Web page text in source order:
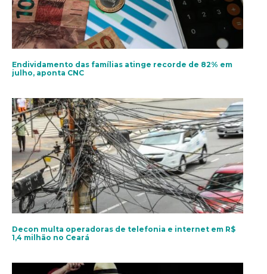
Endividamento das famílias atinge recorde de 82% em
julho, aponta CNC
Decon multa operadoras de telefonia e internet em R$
1,4 milhão no Ceará